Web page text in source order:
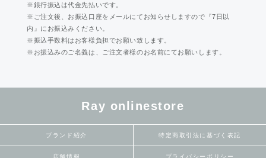
※銀行振込は代金先払いです。
※ご注文後、お振込口座をメールにてお知らせしますので『7日以
内』にお振込みください。
※振込手数料はお客様負担でお願い致します。
※お振込みのご名義は、ご注文者様のお名前にてお願いします。
Ray onlinestore
ブランド紹介
店舗情報
特定商取引法に基づく表記
プライバシーポリシー